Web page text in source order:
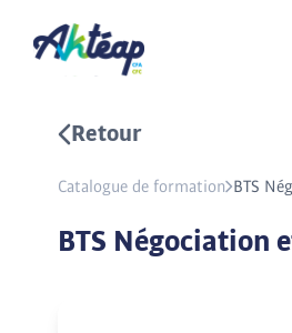
Retour
Catalogue de formation BTS
BTS Négociation